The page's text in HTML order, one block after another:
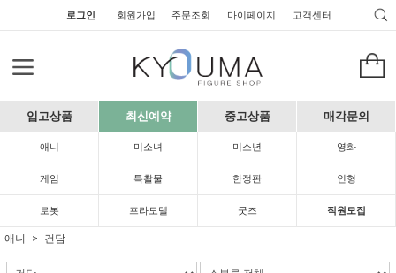
로그인 회원가입 주문조회 마이페이지 고객센터
입고상품 최신예약 중고상품 매각문의
애니 미소녀 미소년 영화
게임 특촬물 한정판 인형
로봇 프라모델 굿즈 직원모집
애니 건담